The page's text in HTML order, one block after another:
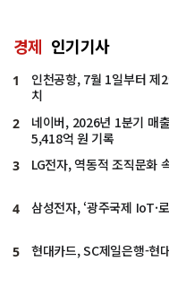
경제 인기기사
1
인천공항, 7월 1일부터 제
치
2
네이버, 2026년 1분기 매
5,418억 원 기록
3 LG전자, 역동적 조직문화
4 삼성전자, ‘광주국제 IoT·
5 현대카드, SC제일은행-현